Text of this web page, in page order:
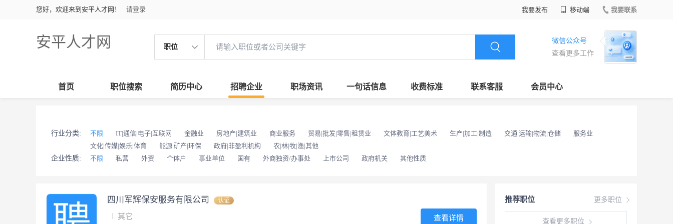
您好，欢迎来到安平人才网！ 请登录 我要发布 移动端 我要联系
安平人才网 职位
微信公众号
查看更多工作
首页 职位搜索 简历中心 招聘企业 职场资讯 一句话信息 收费标准 联系客服 会员中心
行业分类: 不限 IT|通信|电子|互联网 金融业 房地产|建筑业 商业服务 贸易|批发|零售|租赁业 文体教育|工艺美术 生产|加工|制造 交通|运输|物流|仓储
服务业
文化|传媒|娱乐|体育
能源|矿产|环保 政府|非盈利机构
农|林|牧|渔|其他
企业性质:
不限 私营 外资 个体户 事业单位 国有 外商独资/办事处 上市公司 政府机关 其他性质
更多职位
推荐职位
查看更多职位
四川军辉保安服务有限公司 认证
其它 查看详情